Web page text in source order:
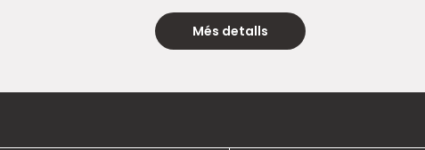
Més detalls